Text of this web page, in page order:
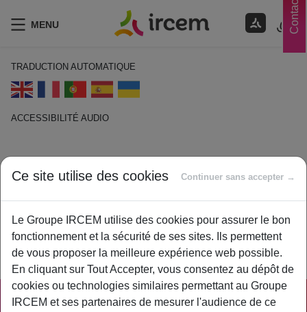
Contacts
MENU
TRADUCTION AUTOMATIQUE
ACCESSIBILITÉ AUDIO
Revaloriser
Byircem
Revoir à la hausse un montant ou une valeur.
PRATIQUE
Ce site utilise des cookies Continuer sans accepter →
Le Groupe IRCEM utilise des cookies pour assurer le bon
fonctionnement et la sécurité de ses sites. Ils permettent
de vous proposer la meilleure expérience web possible.
En cliquant sur Tout Accepter, vous consentez au dépôt de
cookies ou technologies similaires permettant au Groupe
IRCEM et ses partenaires de mesurer l'audience de ce